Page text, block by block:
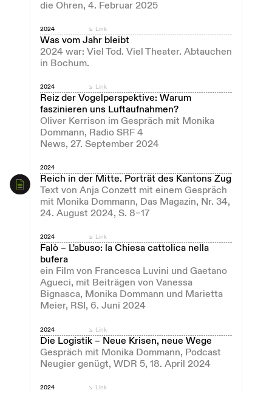
die Ohren, 4. Februar 2025
2024
Was vom Jahr bleibt
2024 war: Viel Tod. Viel Theater. Abtauchen
in Bochum.
Link
2024
Reiz der Vogelperspektive: Warum
faszinieren uns Luftaufnahmen?
Oliver Kerrison im Gespräch mit Monika
Dommann, Radio SRF 4
News, 27. September 2024
Link
2024
Reich in der Mitte. Porträt des Kantons Zug
Text von Anja Conzett mit einem Gespräch
mit Monika Dommann, Das Magazin, Nr. 34,
24. August 2024, S. 8–17
2024
Falò – L'abuso: la Chiesa cattolica nella
bufera
ein Film von Francesca Luvini und Gaetano
Agueci, mit Beiträgen von Vanessa
Bignasca, Monika Dommann und Marietta
Meier, RSI, 6. Juni 2024
Link
2024
Die Logistik – Neue Krisen, neue Wege
Gespräch mit Monika Dommann, Podcast
Neugier genügt, WDR 5, 18. April 2024
Link
2024 Link